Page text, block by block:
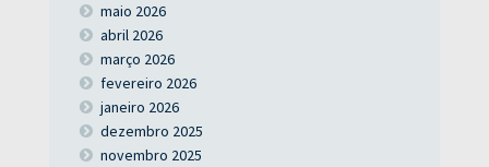
maio 2026
abril 2026
março 2026
fevereiro 2026
janeiro 2026
dezembro 2025
novembro 2025